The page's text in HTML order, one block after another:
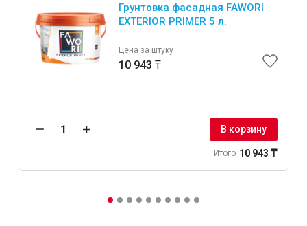
Грунтовка фасадная FAWORI
EXTERIOR PRIMER 5 л.
Цена за штуку
10 943 ₸
В корзину
Итого 10 943 ₸